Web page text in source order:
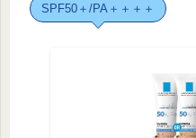
SPF50＋/PA＋＋＋＋